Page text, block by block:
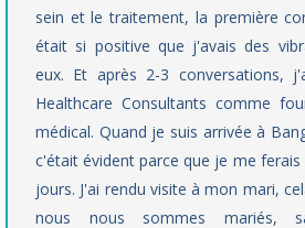
sein et le traitement, la première
était si positive que j'avais des
eux. Et après 2-3 conversations,
Healthcare Consultants comme
médical. Quand je suis arrivée à
c'était évident parce que je me
jours. J'ai rendu visite à mon mari,
nous nous sommes mariés,